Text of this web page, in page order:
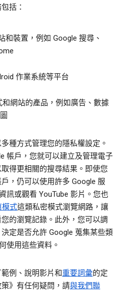
括：
和裝置，例如 Google 搜尋、
作業系統等平台
網站的產品，例如廣告、數據
種方式管理您的隱私權設定。
帳戶，您就可以建立及管理電子
得更相關的搜尋結果。即使您
，仍可以使用許多 Google 服
訊或觀看 YouTube 影片。您也
模式這類私密模式瀏覽網路，讓
的瀏覽記錄。此外，您可以調
定是否允許 Google 蒐集某些類
使用這些資料。
例、說明影片和重要詞彙的定
》有任何疑問，請與我們聯